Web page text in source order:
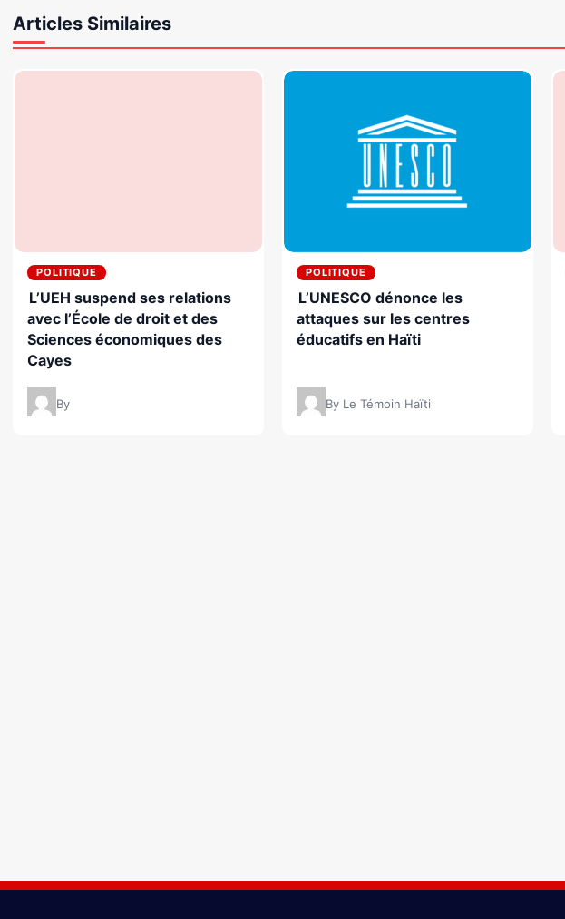
Articles Similaires
POLITIQUE
L’UEH suspend ses relations
avec l’École de droit et des
Sciences économiques des
Cayes
By
POLITIQUE
L’UNESCO dénonce les
attaques sur les centres
éducatifs en Haïti
By Le Témoin Haïti